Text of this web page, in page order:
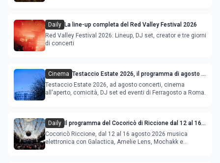
Daily La line-up completa del Red Valley Festival 2026
Red Valley Festival 2026: Lineup, DJ set, creator e tre giorni
di concerti
Cinema Testaccio Estate 2026, il programma di agosto e
Ferragosto
Testaccio Estate 2026, ad agosto concerti, cinema
all'aperto, comicità, DJ set ed eventi di Ferragosto a Roma.
Daily
Il programma del Cocoricò di Riccione dal 12 al 16
agosto 2026
Cocoricò Riccione, dal 12 al 16 agosto 2026 musica
elettronica con Galactica, Amelie Lens, Mochakk e